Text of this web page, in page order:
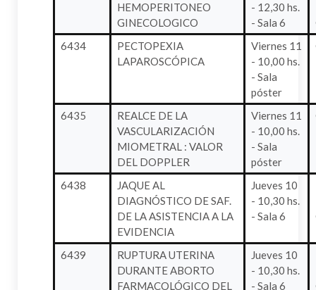
HEMOPERITONEO
GINECOLOGICO
- 12,30 hs.
- Sala 6
6434
PECTOPEXIA
LAPAROSCÓPICA
Viernes 11
- 10,00 hs.
- Sala
póster
6435
REALCE DE LA
VASCULARIZACIÓN
MIOMETRAL : VALOR
DEL DOPPLER
Viernes 11
- 10,00 hs.
- Sala
póster
6438
JAQUE AL
DIAGNÓSTICO DE SAF.
DE LA ASISTENCIA A LA
EVIDENCIA
Jueves 10
- 10,30 hs.
- Sala 6
6439
RUPTURA UTERINA
DURANTE ABORTO
FARMACOLÓGICO DEL
Jueves 10
- 10,30 hs.
- Sala 6